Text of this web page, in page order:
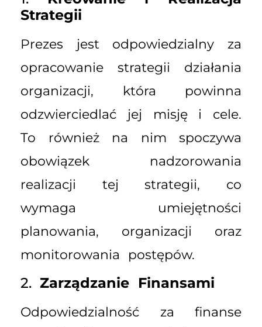
Strategii
Prezes jest odpowiedzialny za
opracowanie strategii działania
organizacji, która powinna
odzwierciedlać jej misję i cele.
To również na nim spoczywa
obowiązek nadzorowania
realizacji tej strategii, co
wymaga umiejętności
planowania, organizacji oraz
monitorowania postępów.
2. Zarządzanie Finansami
Odpowiedzialność za finanse